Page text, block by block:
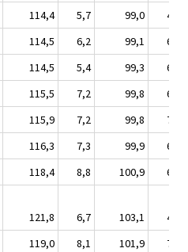
114,4 5,7 99,0
4,9
114,5 6,2 99,1
6,6
114,5 5,4 99,3
6,2
115,5 7,2 99,8
6,8
115,9 7,2 99,8
7,1
116,3 7,3 99,9
6,5
118,4 8,8 100,9
6,9
121,8 6,7 103,1
4,9
119,0 8,1 101,9 7,6